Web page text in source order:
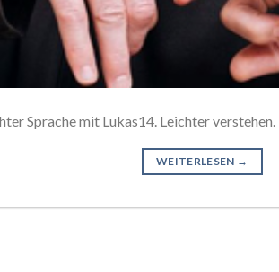
Sprache mit Lukas14. Leichter verstehen.
WEITERLESEN →